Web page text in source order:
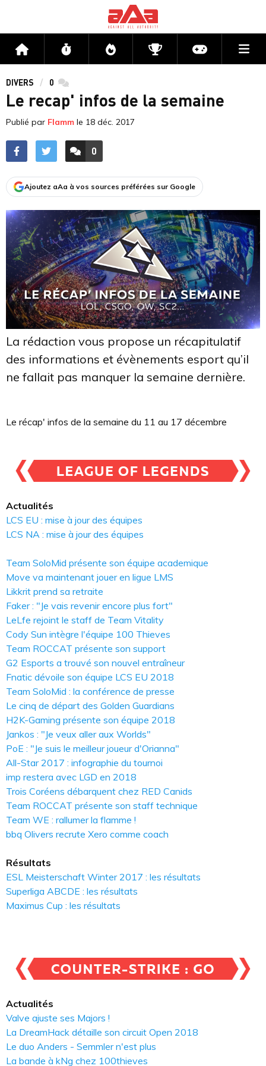
Accueil Flux Directs CompétitionsActu jeux
DIVERS 0 commentaires
Le recap' infos de la semaine
Publié par Flamm le 18 déc. 2017
ACCÉDER AUX
0
COMMENTAIRES
Ajoutez aAa à vos sources préférées sur Google
La rédaction vous propose un récapitulatif
des informations et évènements esport qu’il
ne fallait pas manquer la semaine dernière.
Le récap' infos de la semaine du 11 au 17 décembre
Actualités
LCS EU : mise à jour des équipes
LCS NA : mise à jour des équipes
Team SoloMid présente son équipe academique
Move va maintenant jouer en ligue LMS
Likkrit prend sa retraite
Faker : "Je vais revenir encore plus fort"
LeLfe rejoint le staff de Team Vitality
Cody Sun intègre l'équipe 100 Thieves
Team ROCCAT présente son support
G2 Esports a trouvé son nouvel entraîneur
Fnatic dévoile son équipe LCS EU 2018
Team SoloMid : la conférence de presse
Le cinq de départ des Golden Guardians
H2K-Gaming présente son équipe 2018
Jankos : "Je veux aller aux Worlds"
PoE : "Je suis le meilleur joueur d'Orianna"
All-Star 2017 : infographie du tournoi
imp restera avec LGD en 2018
Trois Coréens débarquent chez RED Canids
Team ROCCAT présente son staff technique
Team WE : rallumer la flamme !
bbq Olivers recrute Xero comme coach
Résultats
ESL Meisterschaft Winter 2017 : les résultats
Superliga ABCDE : les résultats
Maximus Cup : les résultats
Actualités
Valve ajuste ses Majors !
La DreamHack détaille son circuit Open 2018
Le duo Anders - Semmler n'est plus
La bande à kNg chez 100thieves